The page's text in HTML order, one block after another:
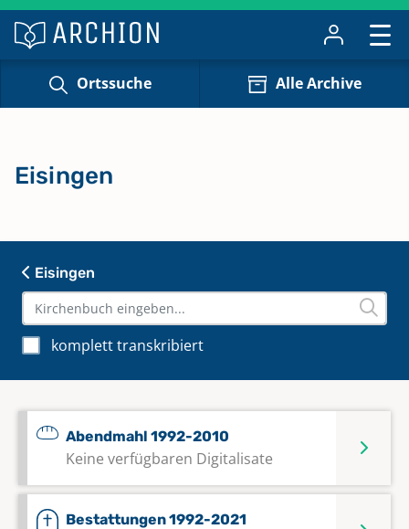
Ortssuche Alle Archive
Eisingen
komplett transkribiert
Abendmahl 1992-2010
Keine verfügbaren Digitalisate
Bestattungen 1992-2021
Eisingen